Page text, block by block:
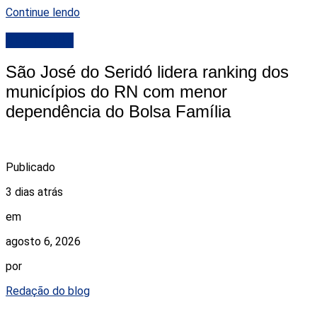
Continue lendo
São José do Seridó lidera ranking dos
municípios do RN com menor
dependência do Bolsa Família
Publicado
3 dias atrás
em
agosto 6, 2026
por
Redação do blog